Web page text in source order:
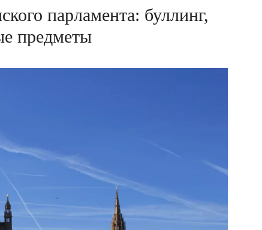
парламента: буллинг,
предметы